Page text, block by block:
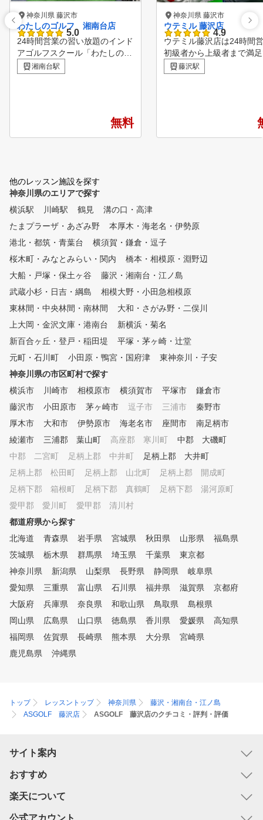
神奈川県 藤沢市
わたしのゴルフ 湘南台店
5.0
24時間営業の習い放題のインド
アゴルフスクール「わたしのゴ
ルフ湘南台店」 小田急線、相
鉄線｢湘南台駅｣西口より徒歩3
ブ・シューズ・グローブは無料
の内、1打席はレフティ優先打
席です。レフティ用のレンタル
クラブもご用意しています！
スンだけでなく、 打ちっぱな
しとして施設をご利用いただく
湘南台駅
無料
神奈川県 藤沢市
ウテミル 藤沢店
4.9
ウテミル藤沢店は24時間
初級者から上級者まで満
る多様なレッスンプラン
しています。 プランの料
プロが教えてくれます。
藤沢駅
他のレッスン施設を探す
神奈川県のエリアで探す
横浜駅
川崎駅 鶴見
溝の口・高津
たまプラーザ・あざみ野
本厚木・海老名・伊勢原
港北・都筑・青葉台
横須賀・鎌倉・逗子
桜木町・みなとみらい・関内
橋本・相模原・淵野辺
大船・戸塚・保土ヶ谷
藤沢・湘南台・江ノ島
武蔵小杉・日吉・綱島
相模大野・小田急相模原
東林間・中央林間・南林間
大和・さがみ野・二俣川
上大岡・金沢文庫・港南台
新横浜・菊名
新百合ヶ丘・登戸・稲田堤
平塚・茅ヶ崎・辻堂
元町・石川町
小田原・鴨宮・国府津
東神奈川・子安
神奈川県の市区町村で探す
横浜市
川崎市 相模原市 横須賀市 平塚市
鎌倉市
藤沢市
小田原市 茅ヶ崎市 逗子市 三浦市
秦野市
厚木市
大和市 伊勢原市 海老名市 座間市
南足柄市
綾瀬市
三浦郡 葉山町 高座郡 寒川町
中郡 大磯町
中郡 二宮町
足柄上郡 中井町
足柄上郡 大井町
足柄上郡 松田町
足柄上郡 山北町
足柄上郡 開成町
足柄下郡 箱根町
足柄下郡 真鶴町
足柄下郡 湯河原町
愛甲郡 愛川町
愛甲郡 清川村
都道府県から探す
北海道
青森県 岩手県 宮城県 秋田県 山形県
福島県
茨城県
栃木県 群馬県 埼玉県 千葉県
東京都
神奈川県
新潟県 山梨県 長野県 静岡県
岐阜県
愛知県
三重県 富山県 石川県 福井県 滋賀県
京都府
大阪府
兵庫県 奈良県 和歌山県 鳥取県
島根県
岡山県
広島県 山口県 徳島県 香川県 愛媛県
高知県
福岡県
佐賀県 長崎県 熊本県 大分県
宮崎県
鹿児島県
沖縄県
トップ レッスントップ 神奈川県
藤沢・湘南台・江ノ島
ASGOLF 藤沢店
ASGOLF 藤沢店のクチコミ・評判・評価
サイト案内
おすすめ
楽天について
公式アカウント